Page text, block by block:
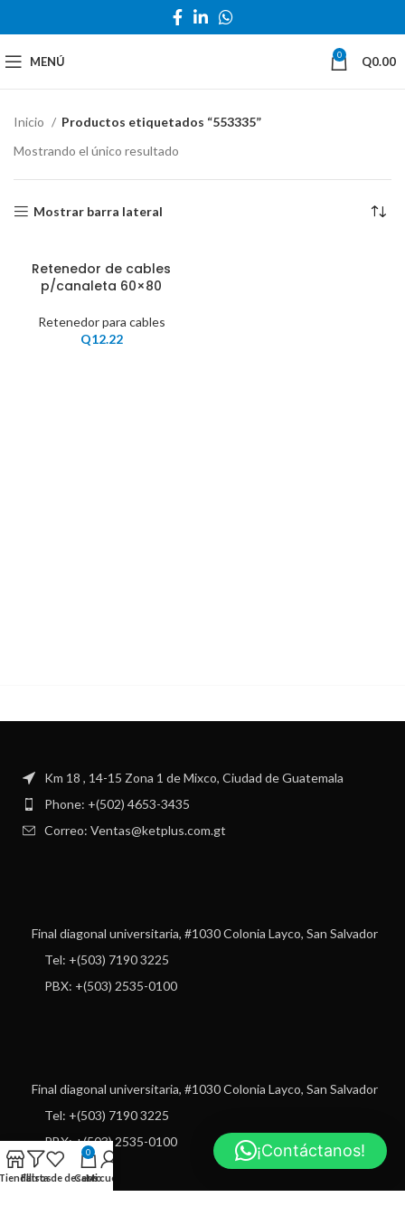
MENÚ 0 Q0.00
Inicio
Productos etiquetados “553335”
Mostrando el único resultado
Mostrar barra lateral
Retenedor de cables
p/canaleta 60×80
Retenedor para cables
Q12.22
Km 18 , 14-15 Zona 1 de Mixco, Ciudad de Guatemala
Phone: +(502) 4653-3435
Correo: Ventas@ketplus.com.gt
Final diagonal universitaria, #1030 Colonia Layco, San Salvador
Tel: +(503) 7190 3225
PBX: +(503) 2535-0100
Final diagonal universitaria, #1030 Colonia Layco, San Salvador
Tel: +(503) 7190 3225
PBX: +(503) 2535-0100
Filtros
Lista de deseos
0
Carro
Mi cuenta
¡Contáctanos!